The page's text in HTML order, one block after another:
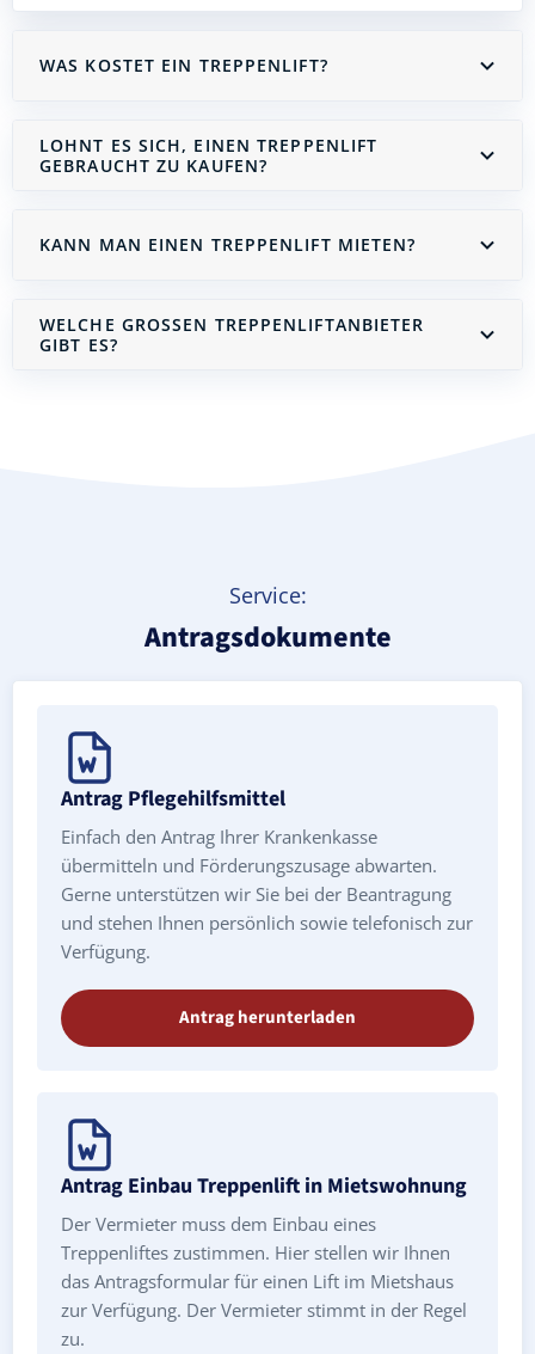
WAS KOSTET EIN TREPPENLIFT?
LOHNT ES SICH, EINEN TREPPENLIFT
GEBRAUCHT ZU KAUFEN?
KANN MAN EINEN TREPPENLIFT MIETEN?
WELCHE GROSSEN TREPPENLIFTANBIETER G
IBT ES?
Service:
Antragsdokumente
Antrag Pflegehilfsmittel
Einfach den Antrag Ihrer Krankenkasse
übermitteln und Förderungszusage abwarten.
Gerne unterstützen wir Sie bei der Beantragung
und stehen Ihnen persönlich sowie telefonisch zur
Verfügung.
Antrag herunterladen
Antrag Einbau Treppenlift in Mietswohnung
Der Vermieter muss dem Einbau eines
Treppenliftes zustimmen. Hier stellen wir Ihnen
das Antragsformular für einen Lift im Mietshaus
zur Verfügung. Der Vermieter stimmt in der Regel
zu.